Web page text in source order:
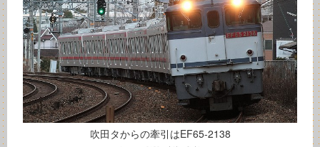
吹田タからの牽引はEF65-2138